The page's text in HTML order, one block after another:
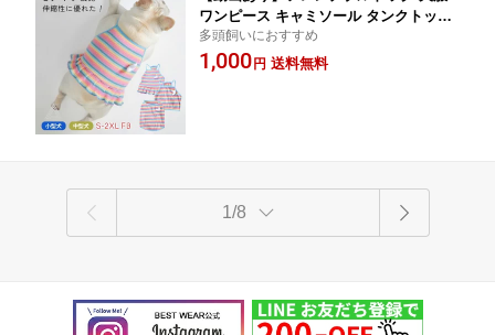
ワンピース キャミソール タンクトップ
かわいい おしゃれ ボーダー ストタイプ
春 夏 秋 冬 柴犬 ドッグウェア フレブル
多頭飼いにおすすめ
1,000円 送料無料
1/8